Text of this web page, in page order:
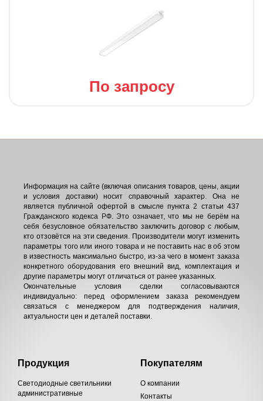
По запросу
Информация на сайте (включая описания товаров, цены, акции
и условия доставки) носит справочный характер. Она не
является публичной офертой в смысле пункта 2 статьи 437
Гражданского кодекса РФ. Это означает, что мы не берём на
себя безусловное обязательство заключить договор с любым,
кто отзовётся на эти сведения. Производители могут изменить
параметры того или иного товара и не поставить нас в об этом
в известность максимально быстро, из-за чего в момент заказа
конкретного оборудования его внешний вид, комплектация и
другие параметры могут отличаться от ранее указанных.
Окончательные условия сделки согласовываются
индивидуально: перед оформлением заказа рекомендуем
связаться с менеджером для подтверждения наличия,
актуальности цен и деталей поставки.
Продукция
Светодиодные светильники
административные
Покупателям
О компании
Контакты